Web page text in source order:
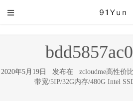
2020年5月19日 发布在 zcloudme高性价
带宽/5IP/32G内存/480G Intel